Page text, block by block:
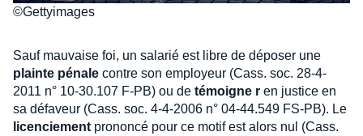
©Gettyimages
Sauf mauvaise foi, un salarié est libre de déposer une
plainte pénale contre son employeur (Cass. soc. 28-4-
2011 n° 10-30.107 F-PB) ou de témoigne r en justice en
sa défaveur (Cass. soc. 4-4-2006 n° 04-44.549 FS-PB). Le
licenciement prononcé pour ce motif est alors nul (Cass.